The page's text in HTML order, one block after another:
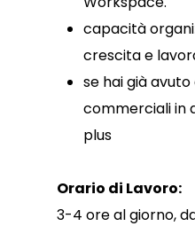
capacità
crescita e
se hai già
commerciali in
plus
Orario di Lavoro:
3-4 ore al giorno,